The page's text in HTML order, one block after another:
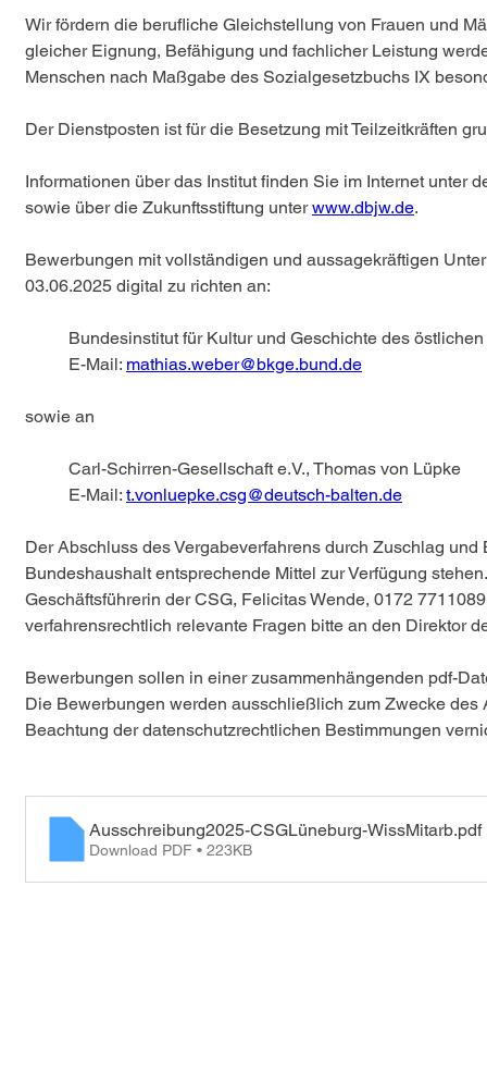
Wir fördern die berufliche Gleichstellung von Frauen und
gleicher Eignung, Befähigung und fachlicher Leistung
Menschen nach Maßgabe des Sozialgesetzbuchs IX
Der Dienstposten ist für die Besetzung mit Teilzeitkräften
Informationen über das Institut finden Sie im Internet unter
sowie über die Zukunftsstiftung unter www.dbjw.de.
Bewerbungen mit vollständigen und aussagekräftigen
03.06.2025 digital zu richten an:
Bundesinstitut für Kultur und Geschichte des
E-Mail: mathias.weber@bkge.bund.de
sowie an
Carl-Schirren-Gesellschaft e.V., Thomas von Lüpke
E-Mail: t.vonluepke.csg@deutsch-balten.de
Der Abschluss des Vergabeverfahrens durch Zuschlag
Bundeshaushalt entsprechende Mittel zur Verfügung
Geschäftsführerin der CSG, Felicitas Wende, 0172
verfahrensrechtlich relevante Fragen bitte an den Direktor
Bewerbungen sollen in einer zusammenhängenden pdf-
Die Bewerbungen werden ausschließlich zum Zwecke
Beachtung der datenschutzrechtlichen Bestimmungen
Ausschreibung2025-CSGLüneburg-WissMitarb.pdf
Download PDF • 223KB